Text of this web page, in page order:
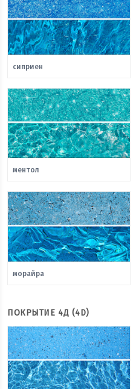
сиприен
ментол
морайра
ПОКРЫТИЕ 4Д (4D)